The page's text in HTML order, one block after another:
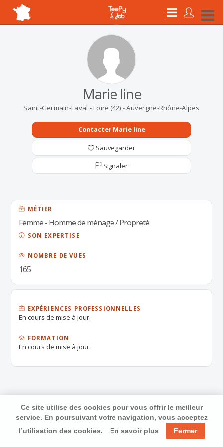
Marie line
Saint-Germain-Laval - Loire (42) - Auvergne-Rhône-Alpes
Contacter Marie line
Sauvegarder
Signaler
MÉTIER
Femme - Homme de ménage / Propreté
SON EXPERTISE
NOMBRE DE VUES
165
EXPÉRIENCES PROFESSIONNELLES
En cours de mise à jour.
FORMATION
En cours de mise à jour.
Ce site utilise des cookies pour vous offrir le meilleur
service. En poursuivant votre navigation, vous acceptez
l’utilisation des cookies.
En savoir plus Fermer